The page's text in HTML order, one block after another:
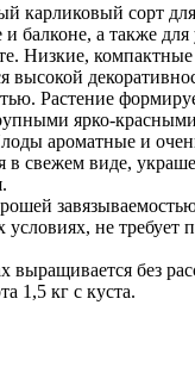
карликовый сорт
и балконе, а также
Низкие,
высокой
Растение
ярко-
ароматные и
в свежем виде,
условиях, не требует
без
1,5 кг с куста.